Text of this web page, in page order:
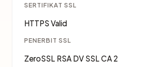
SERTIFIKAT SSL
HTTPS Valid
PENERBIT SSL
ZeroSSL RSA DV SSL CA 2